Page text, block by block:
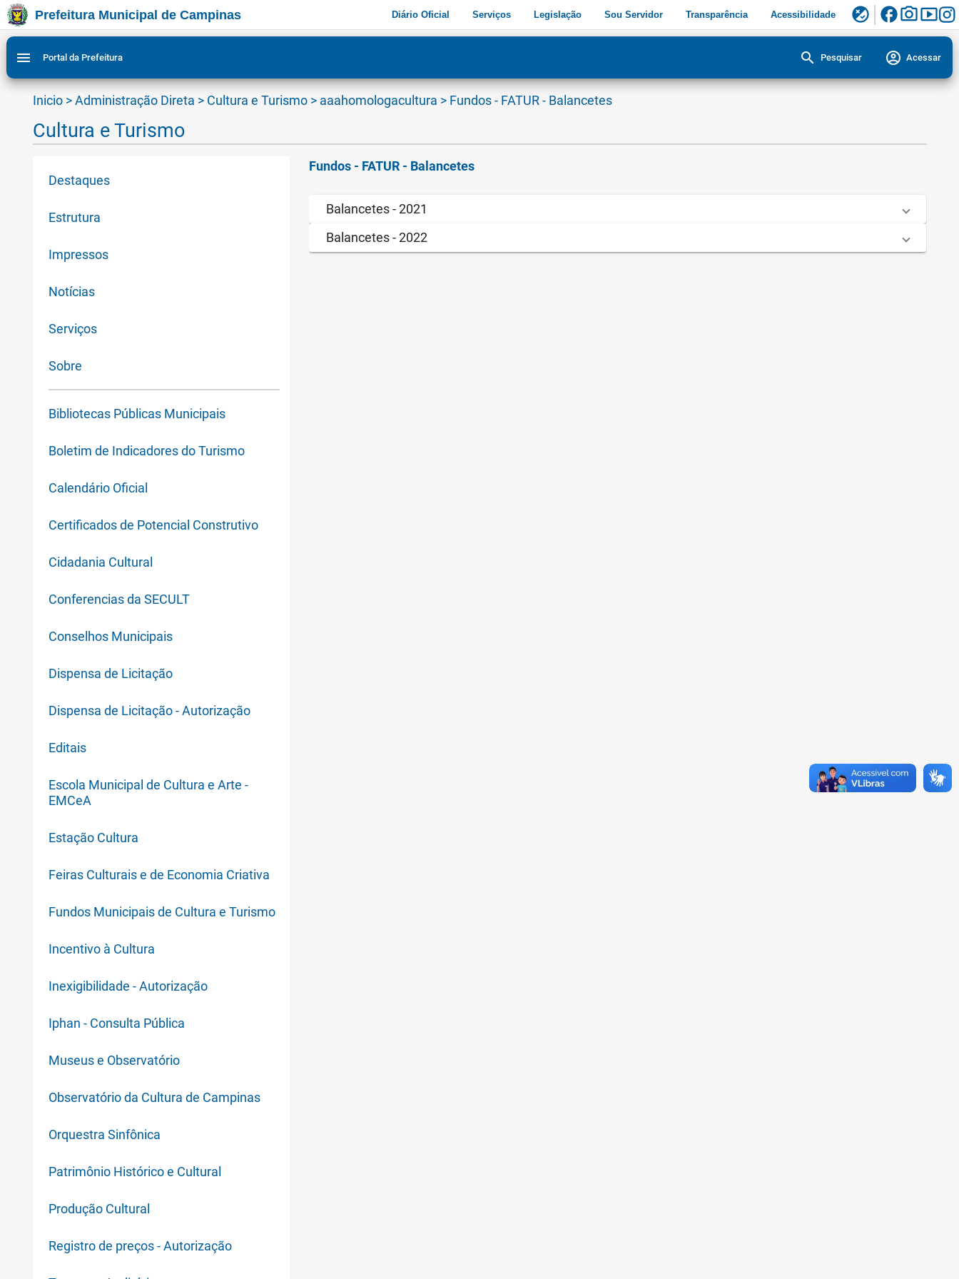
Ir para conteudo 1
Ir para menu do site da Prefeitura de Campinas
Ligar/Desligar contraste visual de tela para acessibilidade
Prefeitura Municipal de Campinas Diário Oficial Serviços Legislação Sou Servidor Transparência Acessibilidade flaky facebookphoto_camerasmart_display
menu Portal da Prefeitura search Pesquisar account_circle Acessar
Inicio>Administração Direta > Cultura e Turismo > aaahomologacultura > Fundos - FATUR - Balancetes
Cultura e Turismo
Destaques
Estrutura
Impressos
Notícias
Serviços
Sobre
Bibliotecas Públicas Municipais
Boletim de Indicadores do Turismo
Calendário Oficial
Certificados de Potencial Construtivo
Cidadania Cultural
Conferencias da SECULT
Conselhos Municipais
Dispensa de Licitação
Dispensa de Licitação - Autorização
Editais
Escola Municipal de Cultura e Arte -
EMCeA
Estação Cultura
Feiras Culturais e de Economia Criativa
Fundos Municipais de Cultura e Turismo
Incentivo à Cultura
Inexigibilidade - Autorização
Iphan - Consulta Pública
Museus e Observatório
Observatório da Cultura de Campinas
Orquestra Sinfônica
Patrimônio Histórico e Cultural
Produção Cultural
Registro de preços - Autorização
Fundos - FATUR - Balancetes
Balancetes - 2021
Balancetes - 2022